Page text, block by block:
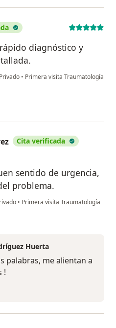
diagnóstico y
• Primera visita Traumatología
Cita verificada
sentido de urgencia,
problema.
• Primera visita Traumatología
Ramírez
Huerta
palabras, me alientan a
!